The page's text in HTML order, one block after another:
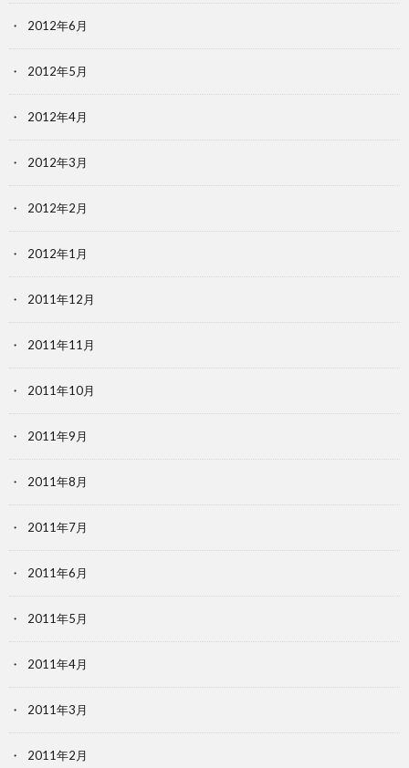
2012年6月
2012年5月
2012年4月
2012年3月
2012年2月
2012年1月
2011年12月
2011年11月
2011年10月
2011年9月
2011年8月
2011年7月
2011年6月
2011年5月
2011年4月
2011年3月
2011年2月